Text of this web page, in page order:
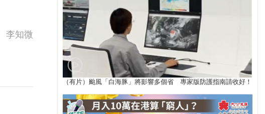
李知微
（有片）颱風「白海豚」將影響多個省 專家版防護指南請收好！